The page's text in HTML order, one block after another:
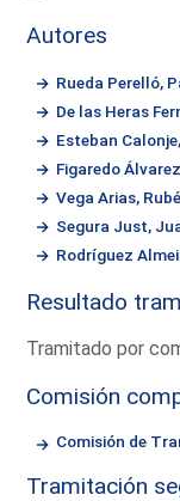
Autores
Rueda Perelló,
De las Heras
Esteban
Figaredo
Vega Arias,
Segura Just,
Rodríguez
Resultado
Tramitado por
Comisión
Comisión de
Tramitación